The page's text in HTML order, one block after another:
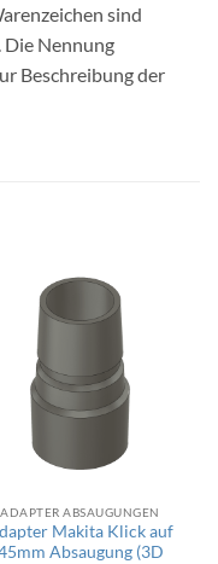
sind
Die Nennung
Beschreibung der
ADAPTER ABSAUGUNGEN
Makita Klick auf
Absaugung (3D